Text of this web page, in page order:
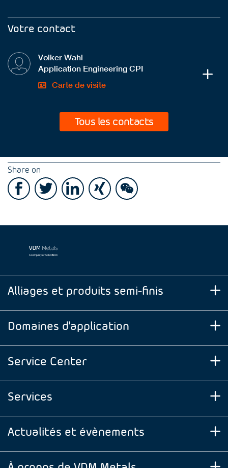
Votre contact
Volker Wahl
Application Engineering CPI
Carte de visite
Tous les contacts
Share on
Alliages et produits semi-finis
Domaines d'application
Service Center
Services
Actualités et évènements